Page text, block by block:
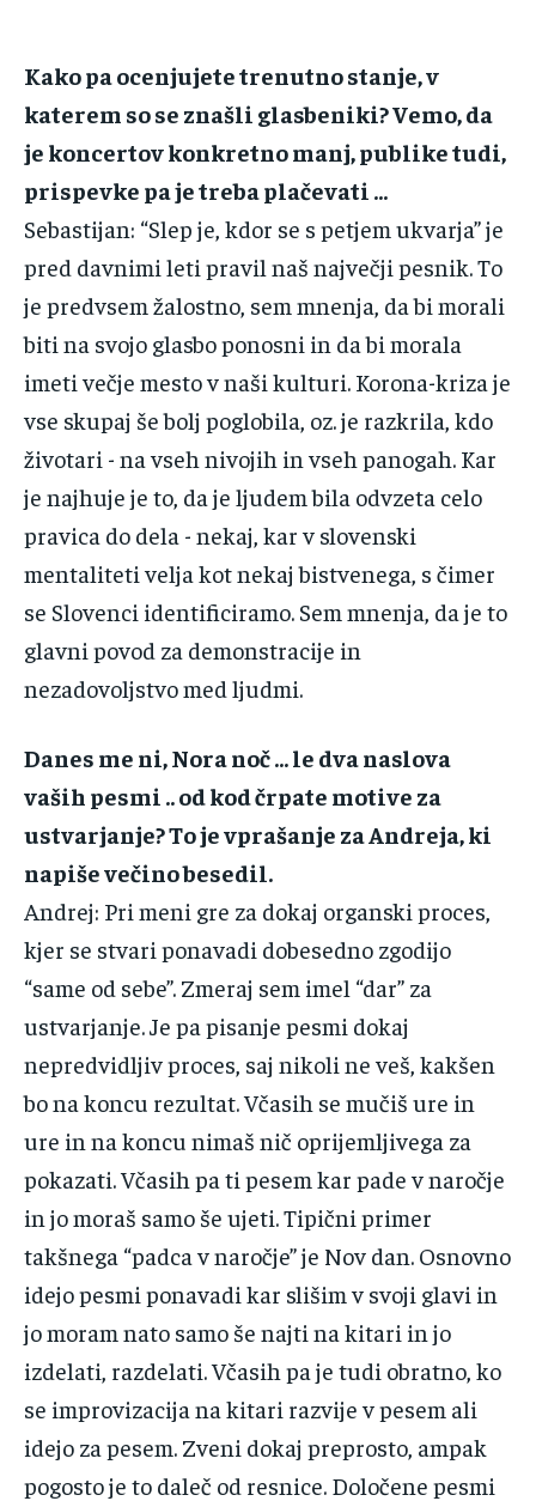
Kako‌ ‌pa‌ ‌ocenjujete‌ ‌trenutno‌ ‌stanje,‌ ‌v‌
‌katerem‌ ‌so‌ ‌se‌ ‌znašli‌ ‌glasbeniki?‌ ‌Vemo,‌ ‌da‌
‌je‌ ‌koncertov‌ ‌konkretno‌ ‌manj,‌ ‌publike‌ ‌tudi,‌
‌prispevke‌ ‌pa‌ ‌je‌ ‌treba‌ ‌plačevati‌ ‌…‌ ‌
Sebastijan‌:‌ ‌“Slep‌ ‌je,‌ ‌kdor‌ ‌se‌ ‌s‌ ‌petjem‌ ‌ukvarja”‌ ‌je‌
‌pred‌ ‌davnimi‌ ‌leti‌ ‌pravil‌ ‌naš‌ ‌največji‌ ‌pesnik.‌ ‌To‌
‌je‌ ‌predvsem‌ ‌žalostno,‌ ‌sem‌ ‌mnenja,‌ ‌da‌ ‌bi‌ ‌morali‌
‌biti‌ ‌na‌ ‌svojo‌ ‌glasbo‌ ‌ponosni‌ ‌in‌ ‌da‌ ‌bi‌ ‌morala‌
‌imeti‌ ‌večje‌ ‌mesto‌ ‌v‌ ‌naši‌ ‌kulturi.‌ ‌Korona-kriza‌ ‌je‌
‌vse‌ ‌skupaj‌ ‌še‌ ‌bolj‌ ‌poglobila,‌ ‌oz.‌ ‌je‌ ‌razkrila,‌ ‌kdo‌
‌životari‌ ‌-‌ ‌na‌ ‌vseh‌ ‌nivojih‌ ‌in‌ ‌vseh‌ ‌panogah.‌ ‌Kar‌
‌je‌ ‌najhuje‌ ‌je‌ ‌to,‌ ‌da‌ ‌je‌ ‌ljudem‌ ‌bila‌ ‌odvzeta‌ ‌celo‌
‌pravica‌ ‌do‌ ‌dela‌ ‌-‌ ‌nekaj,‌ ‌kar‌ ‌v‌ ‌slovenski‌
‌mentaliteti‌ ‌velja‌ ‌kot‌ ‌nekaj‌ ‌bistvenega,‌ ‌s‌ ‌čimer‌
‌se‌ ‌Slovenci‌ ‌identificiramo.‌ ‌Sem‌ ‌mnenja,‌ ‌da‌ ‌je‌ ‌to‌
‌glavni‌ ‌povod‌ ‌za‌ ‌demonstracije‌ ‌in‌
‌nezadovoljstvo‌ ‌med‌ ‌ljudmi.‌ ‌
Danes‌ ‌me‌ ‌ni,‌ ‌Nora‌ ‌noč‌ ‌…‌ ‌le‌ ‌dva‌ ‌naslova‌
‌vaših‌ ‌pesmi‌ ‌..‌ ‌od‌ ‌kod‌ ‌črpate‌ ‌motive‌ ‌za‌
‌ustvarjanje‌? To je ‌vprašanje‌ ‌za‌ ‌Andreja,‌ ‌ki‌
‌napiše‌ ‌večino‌ ‌besedil.
Andrej‌:‌ Pri ‌meni‌ ‌gre‌ ‌za‌ ‌dokaj‌ ‌organski‌ ‌proces,‌
‌kjer‌ ‌se‌ ‌stvari‌ ‌ponavadi‌ ‌dobesedno‌ ‌zgodijo‌
‌“same‌ ‌od‌ ‌sebe”.‌ ‌Zmeraj‌ ‌sem‌ ‌imel‌ ‌“dar”‌ ‌za‌
‌ustvarjanje.‌ ‌Je‌ ‌pa‌ ‌pisanje‌ ‌pesmi‌ ‌dokaj‌
‌nepredvidljiv‌ ‌proces,‌ ‌saj‌ ‌nikoli‌ ‌ne‌ ‌veš,‌ ‌kakšen‌
‌bo‌ ‌na‌ ‌koncu‌ ‌rezultat.‌ ‌Včasih‌ ‌se‌ ‌mučiš‌ ‌ure‌ ‌in‌
‌ure‌ ‌in‌ ‌na‌ ‌koncu‌ ‌nimaš‌ ‌nič‌ ‌oprijemljivega‌ ‌za‌
‌pokazati.‌ ‌Včasih‌ ‌pa‌ ‌ti‌ ‌pesem‌ ‌kar‌ ‌pade‌ ‌v‌ ‌naročje‌
‌in‌ ‌jo‌ ‌moraš‌ ‌samo‌ ‌še‌ ‌ujeti.‌ ‌Tipični‌ ‌primer‌
‌takšnega‌ ‌“padca‌ ‌v‌ ‌naročje”‌ ‌je‌ ‌Nov‌ ‌dan.‌ ‌Osnovno‌
‌idejo‌ ‌pesmi‌ ‌ponavadi‌ ‌kar‌ ‌slišim‌ ‌v‌ ‌svoji‌ ‌glavi‌ ‌in‌
‌jo‌ ‌moram‌ ‌nato‌ ‌samo‌ ‌še‌ ‌najti‌ ‌na‌ ‌kitari‌ ‌in‌ ‌jo‌
‌izdelati,‌ ‌razdelati.‌ ‌Včasih‌ ‌pa‌ ‌je‌ ‌tudi‌ ‌obratno,‌ ‌ko‌
‌se‌ ‌improvizacija‌ ‌na‌ ‌kitari‌ ‌razvije‌ ‌v‌ ‌pesem‌ ‌ali‌
‌idejo‌ ‌za‌ ‌pesem.‌ ‌Zveni‌ ‌dokaj‌ ‌preprosto,‌ ‌ampak‌
‌pogosto‌ ‌je‌ ‌to‌ ‌daleč‌ ‌od‌ ‌resnice.‌ ‌Določene‌ ‌pesmi‌